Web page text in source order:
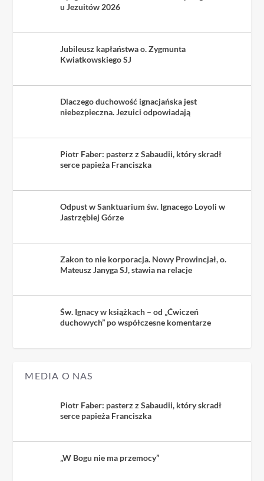
u Jezuitów 2026
Jubileusz kapłaństwa o. Zygmunta
Kwiatkowskiego SJ
Dlaczego duchowość ignacjańska jest
niebezpieczna. Jezuici odpowiadają
Piotr Faber: pasterz z Sabaudii, który skradł
serce papieża Franciszka
Odpust w Sanktuarium św. Ignacego Loyoli w
Jastrzębiej Górze
Zakon to nie korporacja. Nowy Prowincjał, o.
Mateusz Janyga SJ, stawia na relacje
Św. Ignacy w książkach – od „Ćwiczeń
duchowych” po współczesne komentarze
MEDIA O NAS
Piotr Faber: pasterz z Sabaudii, który skradł
serce papieża Franciszka
„W Bogu nie ma przemocy”